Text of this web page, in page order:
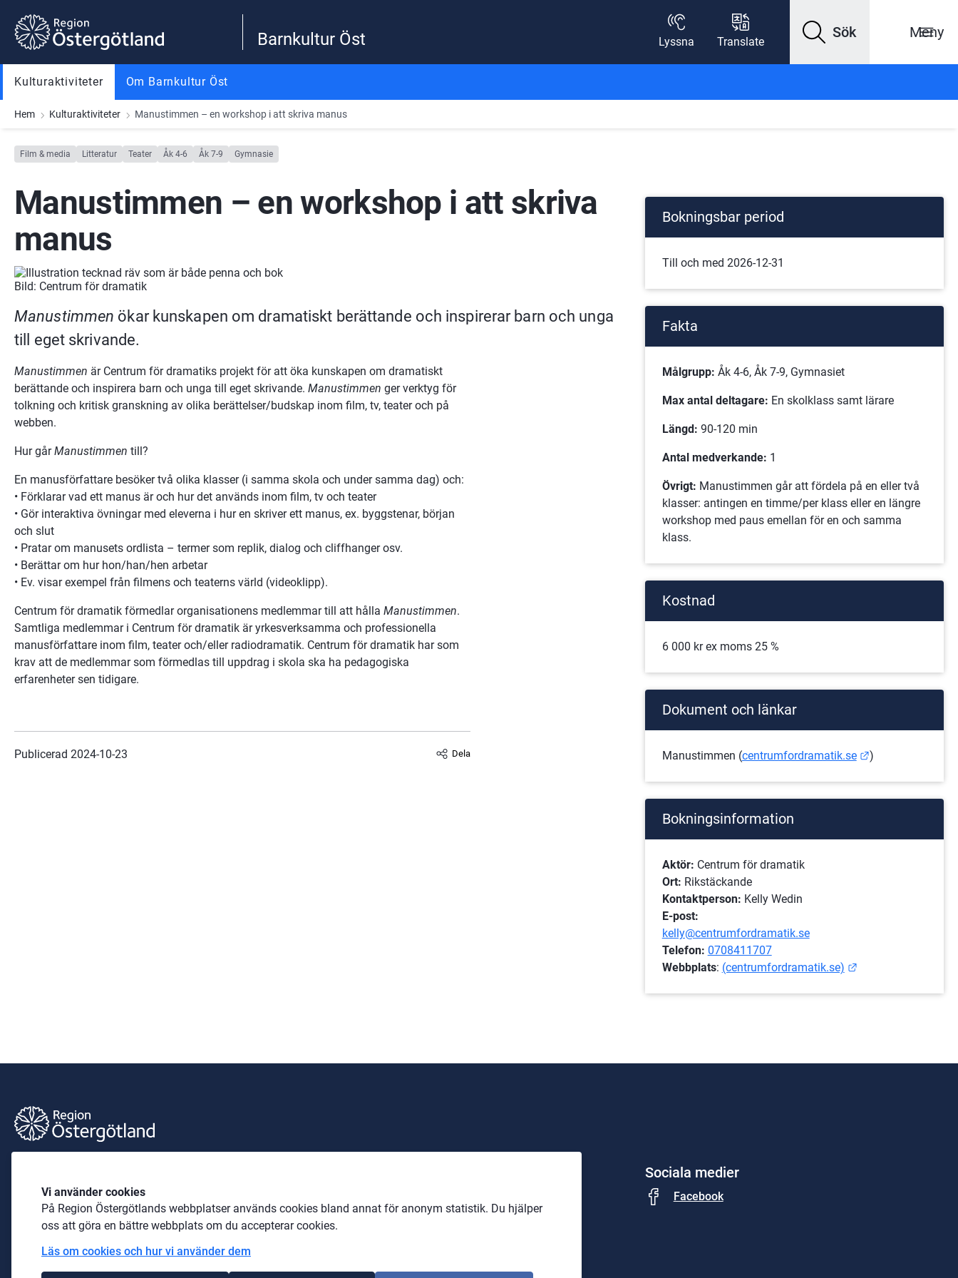
Vi använder cookies
På Region Östergötlands webbplatser används cookies bland annat för anonym statistik. Du hjälper
oss att göra en bättre webbplats om du accepterar cookies.
Läs om cookies och hur vi använder dem
Gå till innehåll
Gå till meny
Gå till sidfot
Barnkultur Öst Lyssna Translate
Sök Meny
Kulturaktiviteter Om Barnkultur Öst
Hem Kulturaktiviteter Manustimmen – en workshop i att skriva manus
Film & media Litteratur Teater Åk 4-6 Åk 7-9 Gymnasie
Manustimmen – en workshop i att skriva
manus
Bild: Centrum för dramatik
Manustimmen ökar kunskapen om dramatiskt berättande och inspirerar barn och unga
till eget skrivande.
Manustimmen är Centrum för dramatiks projekt för att öka kunskapen om dramatiskt
berättande och inspirera barn och unga till eget skrivande. Manustimmen ger verktyg för
tolkning och kritisk granskning av olika berättelser/budskap inom film, tv, teater och på
webben.
Hur går Manustimmen till?
En manusförfattare besöker två olika klasser (i samma skola och under samma dag) och:
• Förklarar vad ett manus är och hur det används inom film, tv och teater
• Gör interaktiva övningar med eleverna i hur en skriver ett manus, ex. byggstenar, början
och slut
• Pratar om manusets ordlista – termer som replik, dialog och cliffhanger osv.
• Berättar om hur hon/han/hen arbetar
• Ev. visar exempel från filmens och teaterns värld (videoklipp).
Centrum för dramatik förmedlar organisationens medlemmar till att hålla Manustimmen.
Samtliga medlemmar i Centrum för dramatik är yrkesverksamma och professionella
manusförfattare inom film, teater och/eller radiodramatik. Centrum för dramatik har som
krav att de medlemmar som förmedlas till uppdrag i skola ska ha pedagogiska
erfarenheter sen tidigare.
Publicerad 2024-10-23 Dela
Bokningsbar period
Till och med 2026-12-31
Fakta
Målgrupp: Åk 4-6, Åk 7-9, Gymnasiet
Max antal deltagare: En skolklass samt lärare
Längd: 90-120 min
Antal medverkande: 1
Övrigt: Manustimmen går att fördela på en eller två
klasser: antingen en timme/per klass eller en längre
workshop med paus emellan för en och samma
klass.
Kostnad
6 000 kr ex moms 25 %
Dokument och länkar
Manustimmen (centrumfordramatik.se Länk till annan
)
Bokningsinformation
Aktör: Centrum för dramatik
Ort: Rikstäckande
Kontaktperson: Kelly Wedin
E-post:
kelly@centrumfordramatik.se
Telefon: 0708411707
Webbplats: (centrumfordramatik.se) Länk till annan
Sidansvarig är Maria Brusman
Telefon: 010-103 65 12
E-post: maria.brusman@regionostergotland.se
Sociala medier
Facebook